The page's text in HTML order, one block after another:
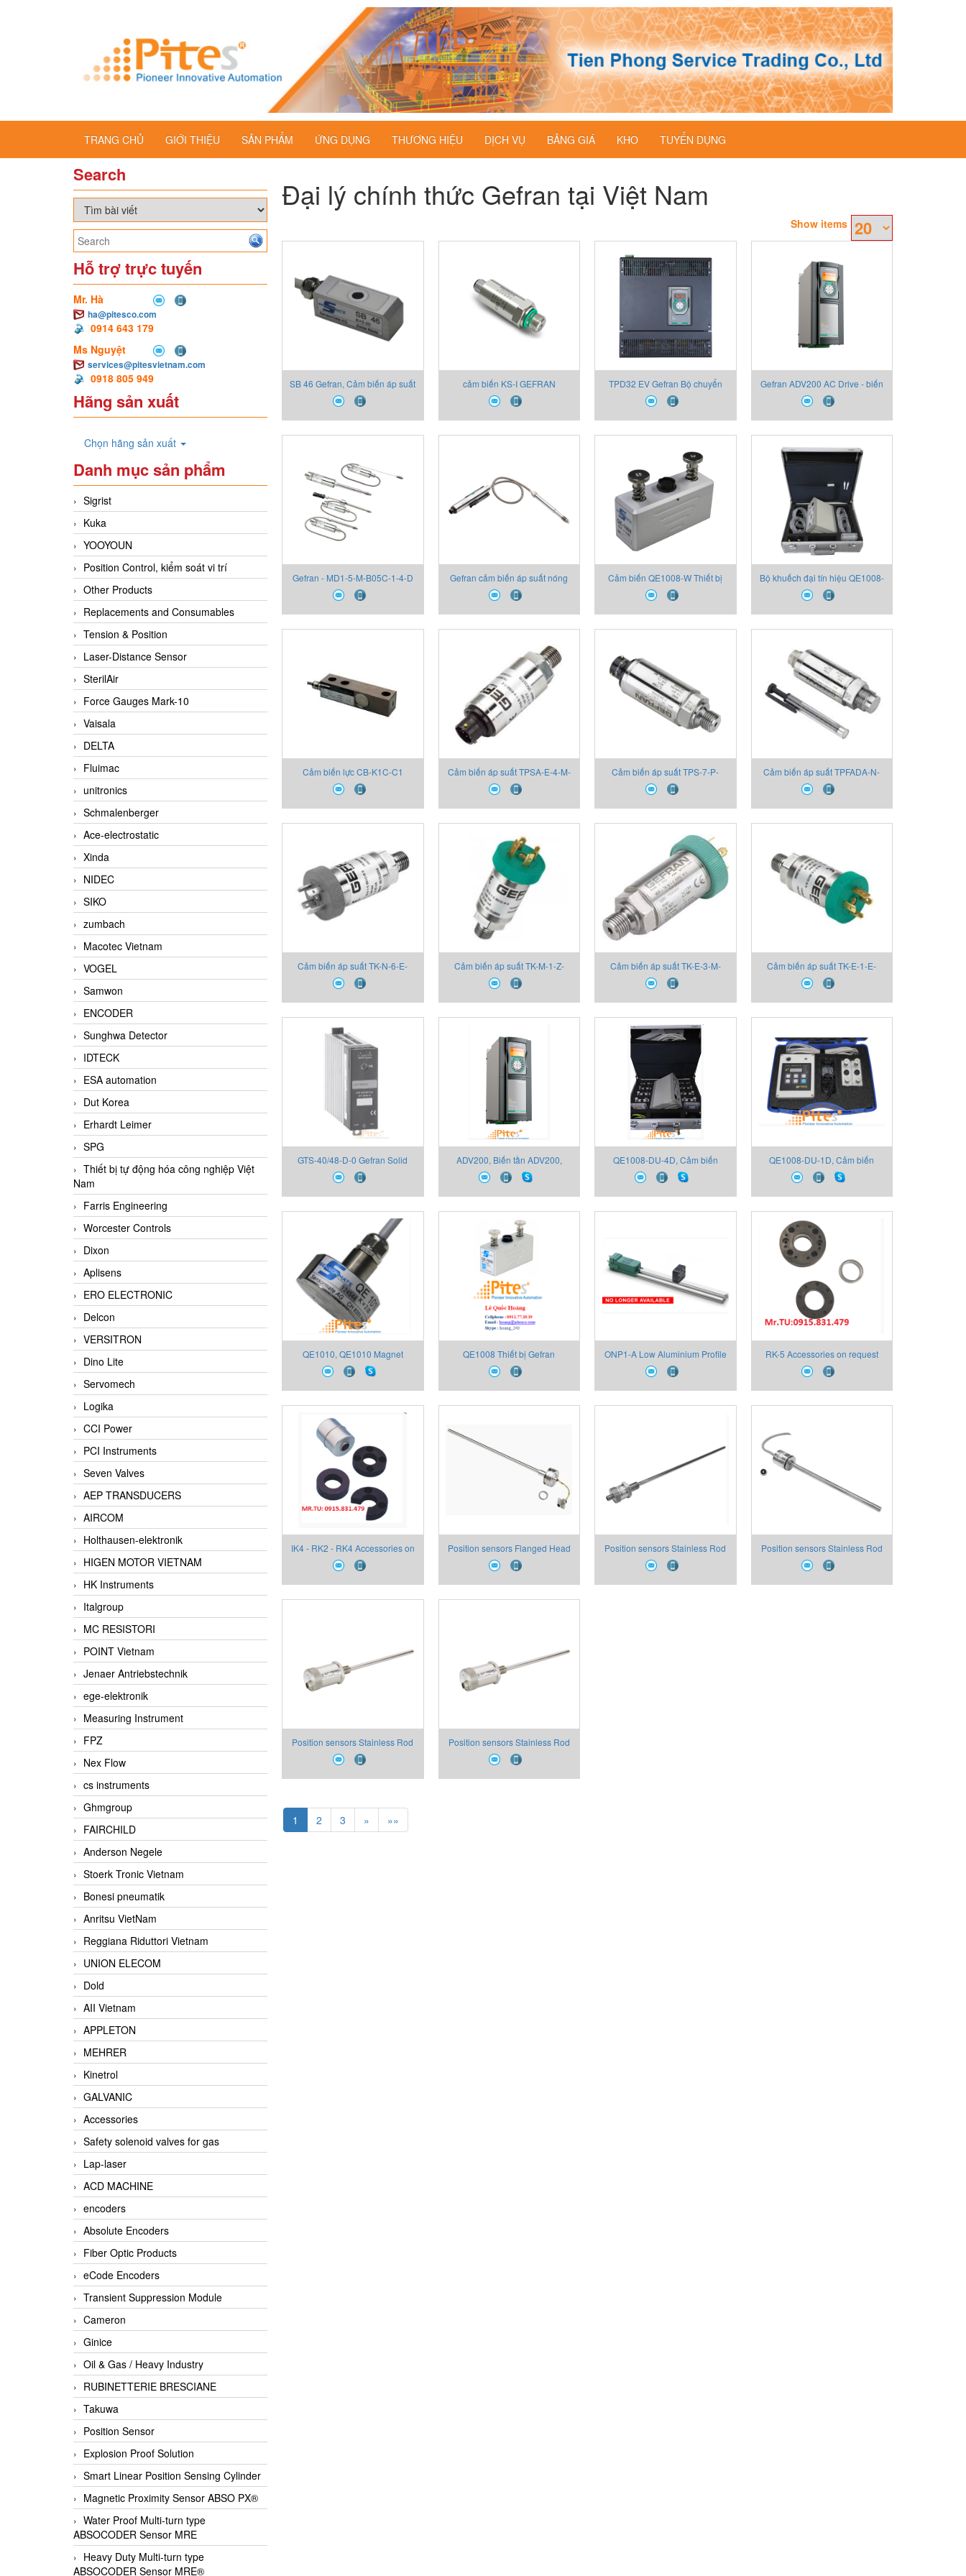
TRANG CHỦ GIỚI THIỆU SẢN PHẨM ỨNG DỤNG THƯƠNG HIỆU DỊCH VỤ BẢNG GIÁ KHO TUYỂN DỤNG
Search
Hỗ trợ trực tuyến
Mr. Hà
ha@pitesco.com
0914 643 179
Ms Nguyệt
services@pitesvietnam.com
0918 805 949
Hãng sản xuất
Chọn hãng sản xuất
Danh mục sản phẩm
Sigrist
Kuka
YOOYOUN
Position Control, kiểm soát vi trí
Other Products
Replacements and Consumables
Tension & Position
Laser-Distance Sensor
SterilAir
Force Gauges Mark-10
Vaisala
DELTA
Fluimac
unitronics
Schmalenberger
Ace-electrostatic
Xinda
NIDEC
SIKO
zumbach
Macotec Vietnam
VOGEL
Samwon
ENCODER
Sunghwa Detector
IDTECK
ESA automation
Dut Korea
Erhardt Leimer
SPG
Thiết bị tự động hóa công nghiệp Việt
Nam
Farris Engineering
Worcester Controls
Dixon
Aplisens
ERO ELECTRONIC
Delcon
VERSITRON
Dino Lite
Servomech
Logika
CCI Power
PCI Instruments
Seven Valves
AEP TRANSDUCERS
AIRCOM
Holthausen-elektronik
HIGEN MOTOR VIETNAM
HK Instruments
Italgroup
MC RESISTORI
POINT Vietnam
Jenaer Antriebstechnik
ege-elektronik
Measuring Instrument
FPZ
Nex Flow
cs instruments
Ghmgroup
FAIRCHILD
Anderson Negele
Stoerk Tronic Vietnam
Bonesi pneumatik
Anritsu VietNam
Reggiana Riduttori Vietnam
UNION ELECOM
Dold
AII Vietnam
APPLETON
MEHRER
Kinetrol
GALVANIC
Accessories
Safety solenoid valves for gas
Lap-laser
ACD MACHINE
encoders
Absolute Encoders
Fiber Optic Products
eCode Encoders
Transient Suppression Module
Cameron
Ginice
Oil & Gas / Heavy Industry
RUBINETTERIE BRESCIANE
Takuwa
Position Sensor
Explosion Proof Solution
Smart Linear Position Sensing Cylinder
Magnetic Proximity Sensor ABSO PX®
Water Proof Multi-turn type
ABSOCODER Sensor MRE
Heavy Duty Multi-turn type
ABSOCODER Sensor MRE®
Đại lý chính thức Gefran tại Việt Nam
Show items
SB 46 Gefran, Cảm biến áp suất
Gefran
cảm biến KS-I GEFRAN
TPD32 EV Gefran Bộ chuyển
đổi kỹ thuật số Gefran
Gefran ADV200 AC Drive - biến
tần hãng Gefran
Gefran - MD1-5-M-B05C-1-4-D
2130X004X00 cảm biến áp suất
Gefran
Gefran cảm biến áp suất nóng
chảy - Melt sensor Gefran
Cảm biến QE1008-W Thiết bị
Gefran
Bộ khuếch đại tín hiệu QE1008-
DU-4D Thiết bị Gefran
Cảm biến lực CB-K1C-C1
2130X000X00 Thiết bị Gefran
Cảm biến áp suất TPSA-E-4-M-
B01C-T-V 2130X000X00 Thiết
bị Gefran
Cảm biến áp suất TPS-7-P-
B01M-T 2130X000X00 Thiết bị
Gefran
Cảm biến áp suất TPFADA-N-
M-Z-B25D-H-V 2130X000X00
Thiết bị Gefran
Cảm biến áp suất TK-N-6-E-
P15D-M-V 2130X000X00 Thiết
bị Gefran
Cảm biến áp suất TK-M-1-Z-
B06U-M-V 2130X000X00 Thiết
bị Gefran
Cảm biến áp suất TK-E-3-M-
B16U-M-V 2130X000X00 Thiết
bị Gefran
Cảm biến áp suất TK-E-1-E-
B16D-M-V 2130X000A00 Thiết
bị Gefran
GTS-40/48-D-0 Gefran Solid
State Relays, GTS Series Thiết
bị Gefran,Đại lý Thiết bị Gefran
ADV200, Biến tần ADV200,
Thiết bị Gefran, Đại lý Thiết bị
Gefran
QE1008-DU-4D, Cảm biến
QE1008-DU-4D, Thiết bị
Gefran, Đại lý Thiết bị Gefran
QE1008-DU-1D, Cảm biến
QE1008-DU-1D, Thiết bị
Gefran, Đại lý Thiết bị Gefran
QE1010, QE1010 Magnet
mount strain sensor, Thiết bị
Gefran, Đại lý Thiết bị Gefran
QE1008 Thiết bị Gefran
ONP1-A Low Aluminium Profile
Analogue Outputs
RK-5 Accessories on request
IK4 - RK2 - RK4 Accessories on
request
Position sensors Flanged Head
Mobile Hydraulic Analogue
Outputs RK5
Position sensors Stainless Rod
Flanged Head Compact
Dimension Analogue Outputs
Position sensors Stainless Rod
Flanged Head Compact
Dimension Analogue Outputs
Position sensors Stainless Rod
Threat Flange Can Open Digital
Output- IK4-P
Position sensors Stainless Rod
Threat Flange Can Open Digital
Output- IK4-C
1 2 3 » »»